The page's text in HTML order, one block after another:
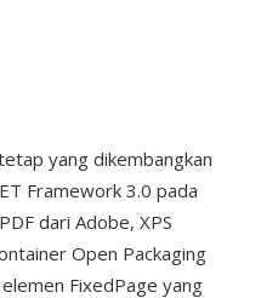
yang dikembangkan
Framework 3.0 pada
dari Adobe, XPS
Open Packaging
FixedPage yang